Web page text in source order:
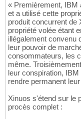
« Premièrement, IBM
et a utilisé cette
produit concurrent de
propriété volée étant
illégalement convenu
leur pouvoir de
consommateurs, les
même.
leur conspiration,
rendre permanent
Xinuos s'étend sur le
procès complet :